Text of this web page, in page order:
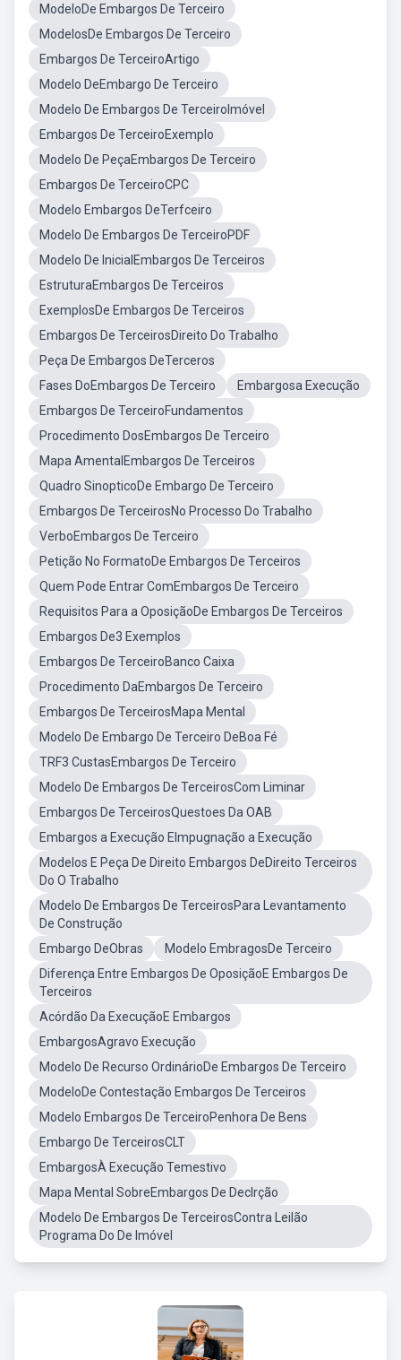
ModeloDe Embargos De Terceiro
ModelosDe Embargos De Terceiro
Embargos De TerceiroArtigo
Modelo DeEmbargo De Terceiro
Modelo De Embargos De TerceiroImóvel
Embargos De TerceiroExemplo
Modelo De PeçaEmbargos De Terceiro
Embargos De TerceiroCPC
Modelo Embargos DeTerfceiro
Modelo De Embargos De TerceiroPDF
Modelo De InicialEmbargos De Terceiros
EstruturaEmbargos De Terceiros
ExemplosDe Embargos De Terceiros
Embargos De TerceirosDireito Do Trabalho
Peça De Embargos DeTerceros
Fases DoEmbargos De Terceiro
Embargosa Execução
Embargos De TerceiroFundamentos
Procedimento DosEmbargos De Terceiro
Mapa AmentalEmbargos De Terceiros
Quadro SinopticoDe Embargo De Terceiro
Embargos De TerceirosNo Processo Do Trabalho
VerboEmbargos De Terceiro
Petição No FormatoDe Embargos De Terceiros
Quem Pode Entrar ComEmbargos De Terceiro
Requisitos Para a OposiçãoDe Embargos De Terceiros
Embargos De3 Exemplos
Embargos De TerceiroBanco Caixa
Procedimento DaEmbargos De Terceiro
Embargos De TerceirosMapa Mental
Modelo De Embargo De Terceiro DeBoa Fé
TRF3 CustasEmbargos De Terceiro
Modelo De Embargos De TerceirosCom Liminar
Embargos De TerceirosQuestoes Da OAB
Embargos a Execução EImpugnação a Execução
Modelos E Peça De Direito Embargos DeDireito Terceiros
Do O Trabalho
Modelo De Embargos De TerceirosPara Levantamento
De Construção
Embargo DeObras
Modelo EmbragosDe Terceiro
Diferença Entre Embargos De OposiçãoE Embargos De
Terceiros
Acórdão Da ExecuçãoE Embargos
EmbargosAgravo Execução
Modelo De Recurso OrdinárioDe Embargos De Terceiro
ModeloDe Contestação Embargos De Terceiros
Modelo Embargos De TerceiroPenhora De Bens
Embargo De TerceirosCLT
EmbargosÀ Execução Temestivo
Mapa Mental SobreEmbargos De Declrção
Modelo De Embargos De TerceirosContra Leilão
Programa Do De Imóvel